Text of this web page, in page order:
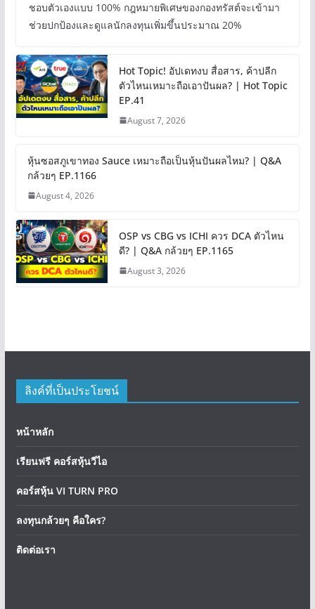
ชอบตัวเองแบบ 100% กฎหมายพิเศษของกองทรัสต์จะเข้ามา
ช่วยปกป้องและดูแลนักลงทุนเพิ่มขึ้นประมาณ 20%
Hot Topic! อัปเดทงบ สื่อสาร, ค้าปลีก
ตัวไหนเหมาะถือเอาปันผล? | Hot Topic
EP.41
August 7, 2026
หุ้นซอสภูเขาทอง Sauce เหมาะถือเป็นหุ้นปันผลไหม? | Q&A
กล้วยๆ EP.1166
August 4, 2026
OSP vs CBG vs ICHI ควร DCA ตัวไหน
ดี? | Q&A กล้วยๆ EP.1165
August 3, 2026
ลิงค์ที่เป็นประโยชน์
หน้าหลัก
เรียนฟรี คอร์สหุ้นวีไอ
คอร์สหุ้น VI TURN PRO
ลงทุนกล้วยๆ คือใคร?
ติดต่อเรา